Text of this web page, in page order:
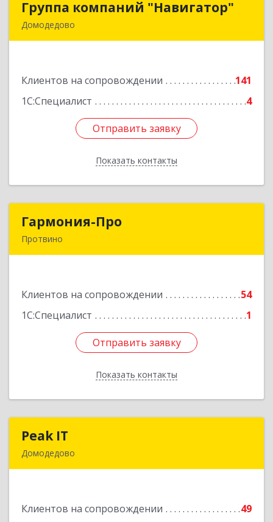
Группа компаний "Навигатор"
Домодедово
Клиентов на сопровождении
141
1С:Специалист
4
Отправить заявку
Показать контакты
Группа компаний "Навигатор"
Подробнее
Отправить заявку
Назад
Гармония-Про
Протвино
Клиентов на сопровождении
54
1С:Специалист
1
Отправить заявку
Показать контакты
Подробнее
Отправить заявку
Назад
Peak IT
Домодедово
Клиентов на сопровождении
49
Подробнее